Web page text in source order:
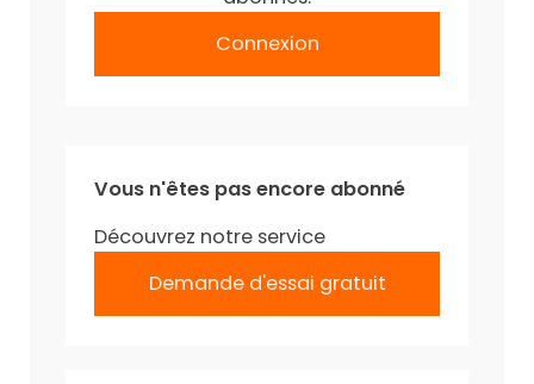
Connexion
Vous n'êtes pas encore abonné
Découvrez notre service
Demande d'essai gratuit